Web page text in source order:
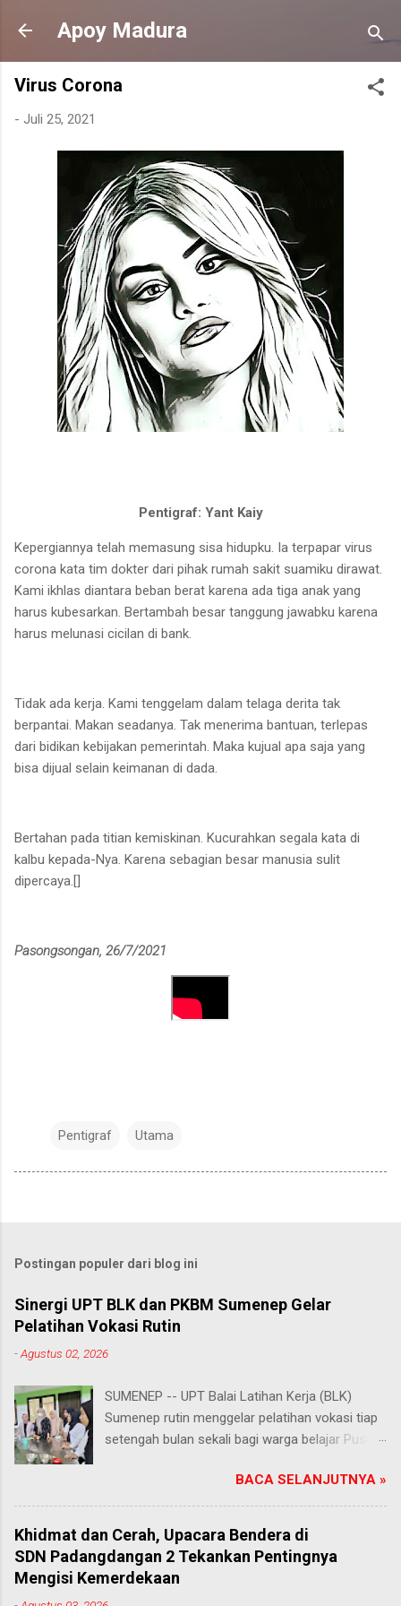
Langsung ke konten utama
Apoy Madura
Virus Corona
- Juli 25, 2021
Pentigraf: Yant Kaiy
Kepergiannya telah memasung sisa hidupku. Ia terpapar virus
corona kata tim dokter dari pihak rumah sakit suamiku dirawat.
Kami ikhlas diantara beban berat karena ada tiga anak yang
harus kubesarkan. Bertambah besar tanggung jawabku karena
harus melunasi cicilan di bank.
Tidak ada kerja. Kami tenggelam dalam telaga derita tak
berpantai. Makan seadanya. Tak menerima bantuan, terlepas
dari bidikan kebijakan pemerintah. Maka kujual apa saja yang
bisa dijual selain keimanan di dada.
Bertahan pada titian kemiskinan. Kucurahkan segala kata di
kalbu kepada-Nya. Karena sebagian besar manusia sulit
dipercaya.[]
Pasongsongan, 26/7/2021
Pentigraf Utama
Postingan populer dari blog ini
Sinergi UPT BLK dan PKBM Sumenep Gelar
Pelatihan Vokasi Rutin
-Agustus 02, 2026
SUMENEP -- UPT Balai Latihan Kerja (BLK)
Sumenep rutin menggelar pelatihan vokasi tiap
setengah bulan sekali bagi warga belajar Pusat
Kabupaten Sumenep. Ahad (2/8/2026).
Program ini menawarkan berbagai pilihan
keterampilan, mulai dari pembuatan roti dan kue
hingga kejuruan lainnya yang bebas dipilih
peserta sesuai bakat dan minat masing-
BACA SELANJUTNYA »
Khidmat dan Cerah, Upacara Bendera di
SDN Padangdangan 2 Tekankan Pentingnya
Mengisi Kemerdekaan